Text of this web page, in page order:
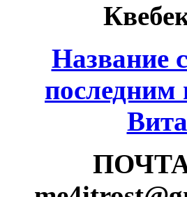
Название
ПОЧТА